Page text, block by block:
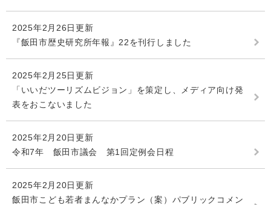
2025年2月26日更新
『飯田市歴史研究所年報』22を刊行しました
2025年2月25日更新
「いいだツーリズムビジョン」を策定し、メディア向け発
表をおこないました
2025年2月20日更新
令和7年 飯田市議会 第1回定例会日程
2025年2月20日更新
飯田市こども若者まんなかプラン（案）パブリックコメン